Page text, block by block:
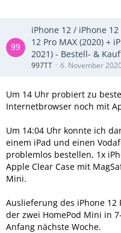
iPhone 12 / iPhone
12 Pro MAX (2020) +
2021) - Bestell- &
997TT 6. November
Um 14 Uhr probiert zu
Internetbrowser noch mit
Um 14:04 Uhr konnte ich
einem iPad und einen
problemlos bestellen, 1x
Apple Clear Case mit
Mini.
Auslieferung des iPhone 12
der zwei HomePod Mini in
Anfang nächste Woche.